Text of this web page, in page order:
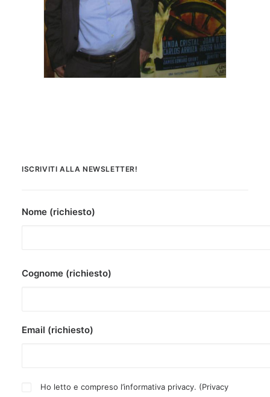
ISCRIVITI ALLA NEWSLETTER!
Nome (richiesto)
Cognome (richiesto)
Email (richiesto)
Ho letto e compreso l’informativa privacy. (Privacy